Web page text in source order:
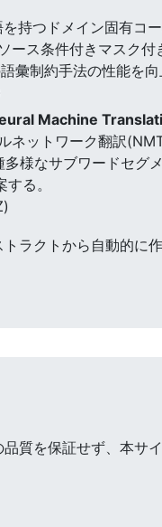
持つドメイン固有コ
ース条件付きマスク
彙制約手法の性能を向
Machine
ネットワーク翻訳
様なサブワードセグ
る。
ラクトから自動的に作
質を保証せず、本サ